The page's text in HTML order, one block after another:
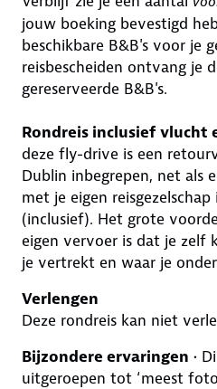
jouw boeking bevestigd
beschikbare B&B's voor je
reisbescheiden ontvang je
gereserveerde B&B's.
Rondreis inclusief vlucht
deze fly-drive is een
Dublin inbegrepen, net als
met je eigen
(inclusief). Het grote
eigen vervoer is dat je zelf
je vertrekt en waar je
Verlengen
Deze rondreis kan niet
Bijzondere ervaringen •
uitgeroepen tot ‘meest